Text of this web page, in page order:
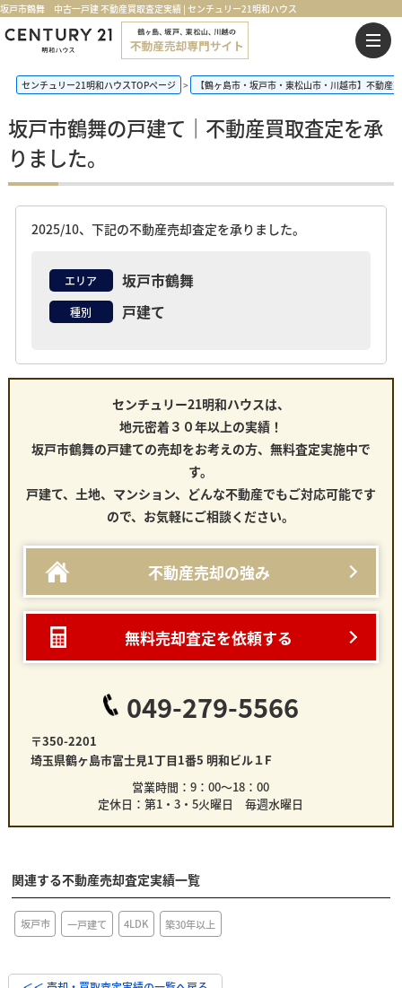
坂戸市鶴舞 中古一戸建 不動産買取査定実績 | センチュリー21明和ハウス
センチュリー21明和ハウスTOPページ 【鶴ヶ島市・坂戸市・東松山市・川越市】不動産
坂戸市鶴舞の戸建て｜不動産買取査定を承
りました。
2025/10、下記の不動産売却査定を承りました。
エリア 坂戸市鶴舞
種別 戸建て
センチュリー21明和ハウスは、
地元密着３０年以上の実績！
坂戸市鶴舞の戸建ての売却をお考えの方、無料査定実施中で
す。
戸建て、土地、マンション、どんな不動産でもご対応可能です
ので、お気軽にご相談ください。
不動産売却の強み
無料売却査定を依頼する
049-279-5566
〒350-2201
埼玉県鶴ヶ島市富士見1丁目1番5 明和ビル１F
営業時間：9：00～18：00
定休日：第1・3・5火曜日 毎週水曜日
関連する不動産売却査定実績一覧
坂戸市 一戸建て 4LDK 築30年以上